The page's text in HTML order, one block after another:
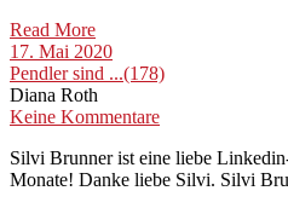
Read More
17. Mai 2020
Pendler sind ...(178)
Diana Roth
Keine Kommentare
Silvi Brunner ist eine liebe
Monate! Danke liebe Silvi. Silvi